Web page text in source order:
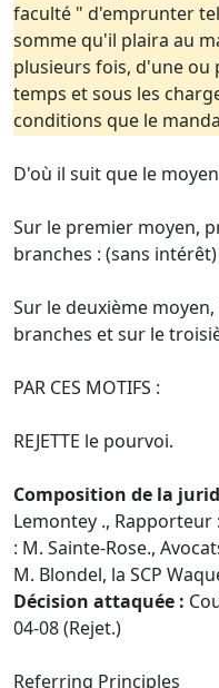
faculté " d'emprunter
somme qu'il plaira au
plusieurs fois, d'une ou
temps et sous les
conditions que le
D'où il suit que le
Sur le premier moyen,
branches : (sans intérêt)
Sur le deuxième
branches et sur le
PAR CES MOTIFS :
REJETTE le pourvoi.
Composition de la
Lemontey ., Rapporteur
: M. Sainte-Rose.,
M. Blondel, la SCP
Décision attaquée :
04-08 (Rejet.)
Referring Principles